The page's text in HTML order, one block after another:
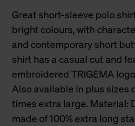
Great short-sleeve polo
bright colours, with
and contemporary short
shirt has a casual cut and
embroidered TRIGEMA
Also available in plus sizes
times extra large. Material:
made of 100% extra long